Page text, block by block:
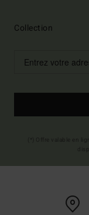
Collection